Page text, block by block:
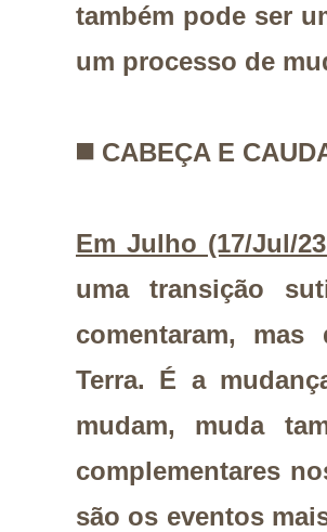
também pode ser
um processo de
◼️ CABEÇA E
Em Julho (17/Jul/
uma transição
comentaram,
Terra. É a
mudam, muda
complementares
são os eventos